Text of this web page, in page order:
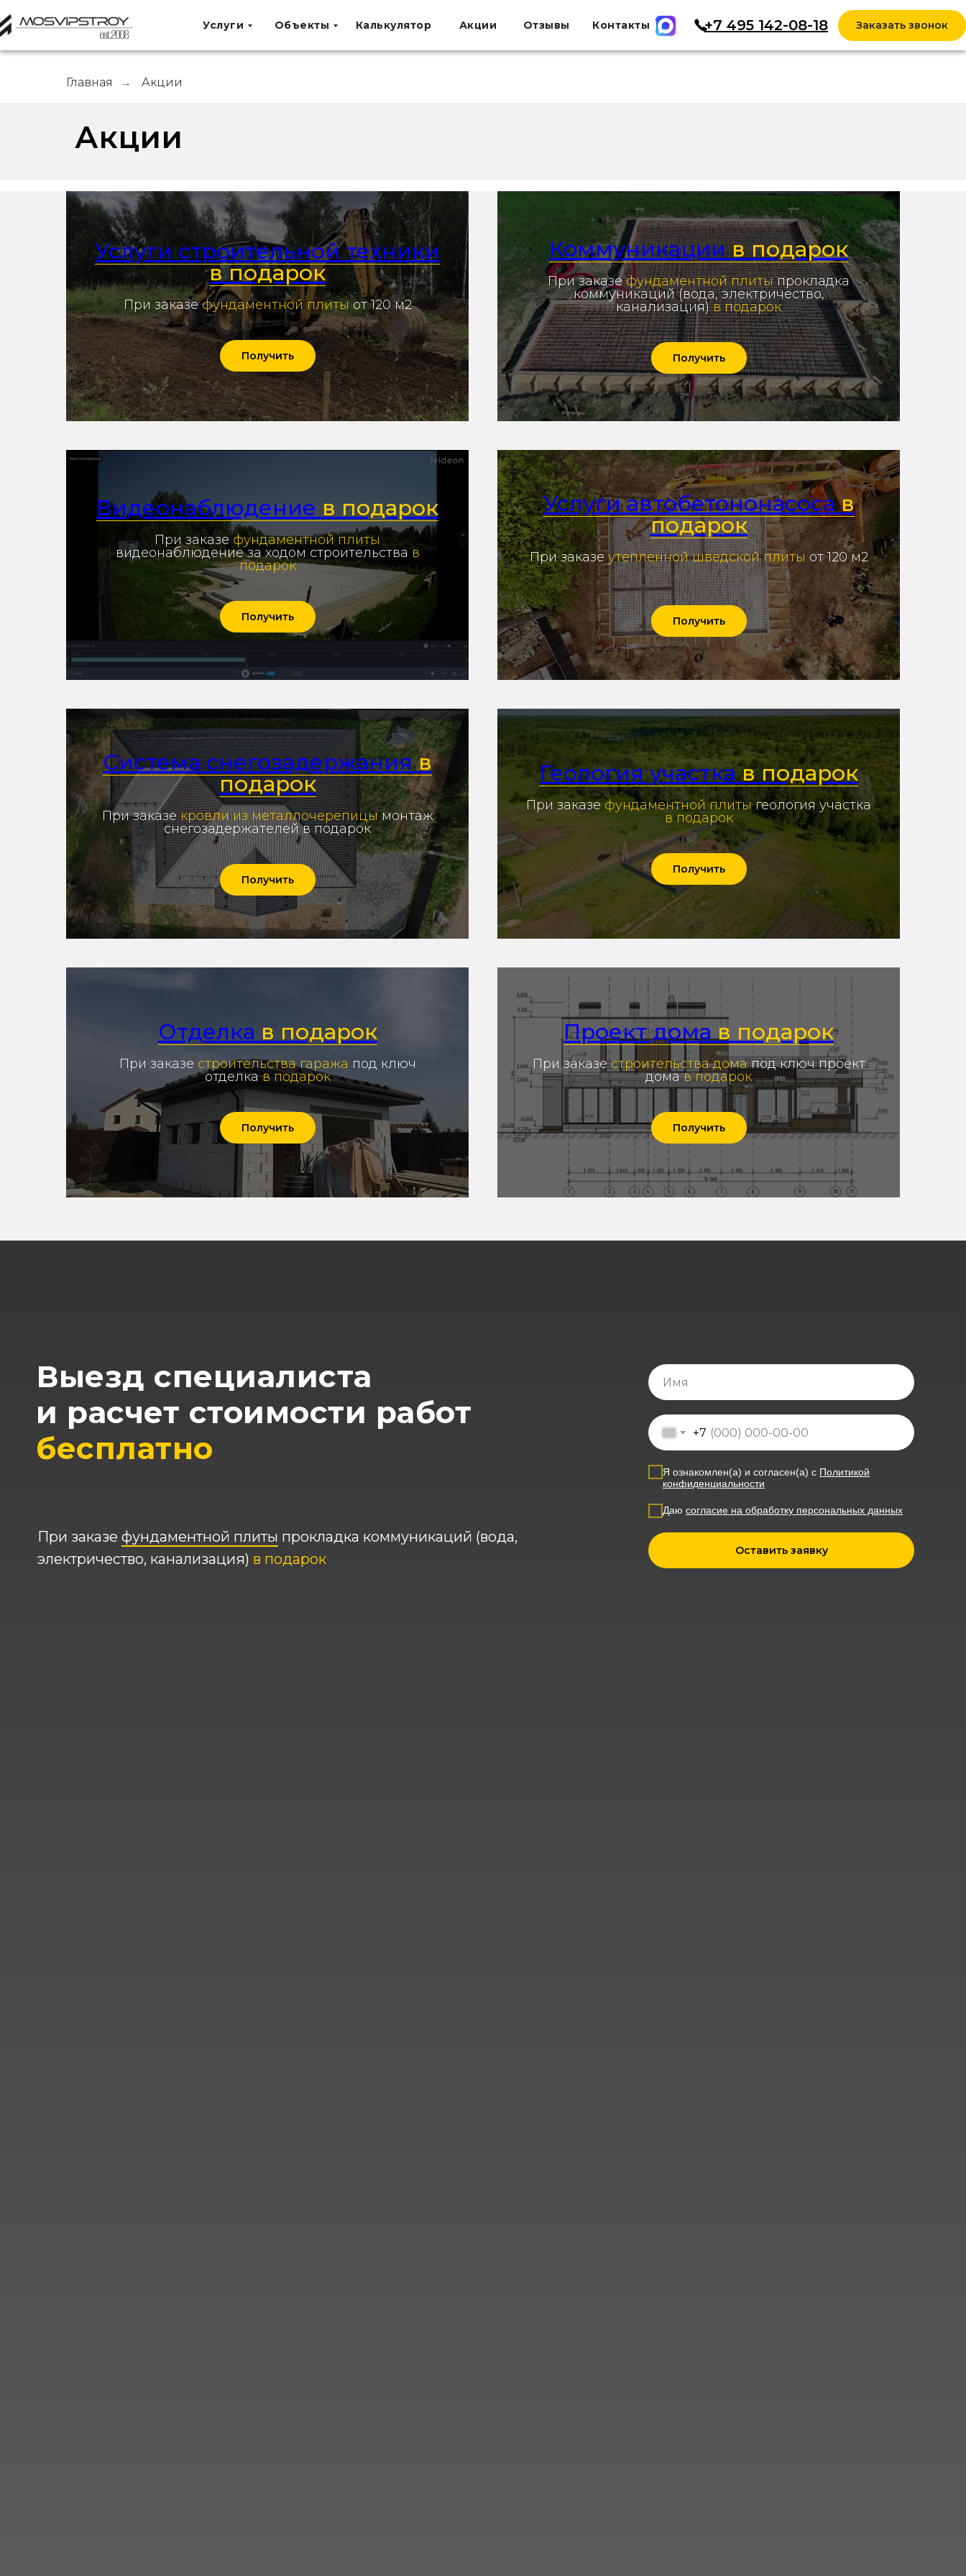
Услуги Объекты Заказать звонок
+7 495 142-08-18
Калькулятор Акции Контакты
Отзывы
Главная → Акции
Акции
Услуги строительной техники
в подарок
При заказефундаментной плитыот 120 м2
Получить
Коммуникациив подарок
При заказефундаментной плитыпрокладка
коммуникаций (вода, электричество,
канализация)в подарок
Получить
Видеонаблюдение в подарок
При заказефундаментной плиты
видеонаблюдение за ходом строительства в
подарок
Получить
Услуги автобетононасосав
подарок
При заказеутепленной шведской плиты от 120 м2
Получить
Система снегозадержанияв
подарок
При заказе кровли из металлочерепицымонтаж
снегозадержателей в подарок
Получить
Геология участкав подарок
При заказе фундаментной плитыгеология участка
в подарок
Получить
Отделка в подарок
При заказе строительства гаража под ключ
отделкав подарок
Получить
Проект домав подарок
При заказестроительства домапод ключ проект
домав подарок
Получить
Выезд специалиста
и расчет стоимости работ
бесплатно
При заказе фундаментной плиты прокладка коммуникаций (вода,
электричество, канализация) в подарок
+7
Я ознакомлен(а) и согласен(а) с Политикой
конфиденциальности
Даю согласие на обработку персональных данных
Оставить заявку